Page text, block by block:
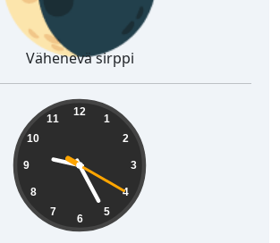
Vähenevä sirppi
12
1
2
3
4
5
6
7
8
9
10
11